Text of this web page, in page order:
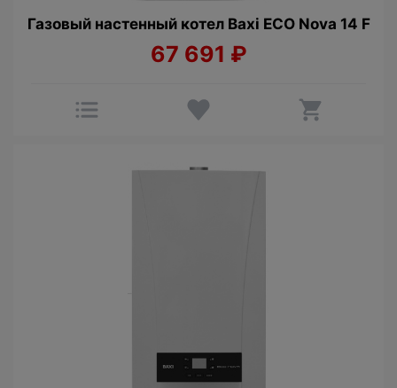
Газовый настенный котел Baxi ECO Nova 14 F
67 691 ₽